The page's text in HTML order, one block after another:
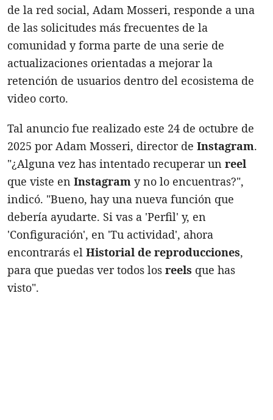
de la red social, Adam Mosseri, responde a una
de las solicitudes más frecuentes de la
comunidad y forma parte de una serie de
actualizaciones orientadas a mejorar la
retención de usuarios dentro del ecosistema de
video corto.
Tal anuncio fue realizado este 24 de octubre de
2025 por Adam Mosseri, director de Instagram.
"¿Alguna vez has intentado recuperar un reel
que viste en Instagram y no lo encuentras?",
indicó. "Bueno, hay una nueva función que
debería ayudarte. Si vas a 'Perfil' y, en
'Configuración', en 'Tu actividad', ahora
encontrarás el Historial de reproducciones,
para que puedas ver todos los reels que has
visto".